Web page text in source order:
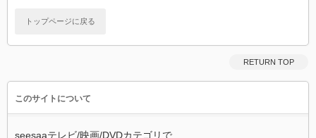
トップページに戻る
RETURN TOP
このサイトについて
seesaaテレビ/映画/DVDカテゴリで